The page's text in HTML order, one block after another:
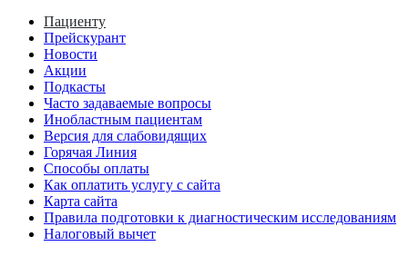
Пациенту
Прейскурант
Новости
Акции
Подкасты
Часто задаваемые вопросы
Инобластным пациентам
Версия для слабовидящих
Горячая Линия
Способы оплаты
Как оплатить услугу с сайта
Карта сайта
Правила подготовки к диагностическим исследованиям
Налоговый вычет